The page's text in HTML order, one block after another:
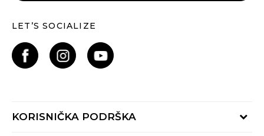
LET’S SOCIALIZE
KORISNIČKA PODRŠKA